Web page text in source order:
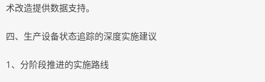
术改造提供数据支持。
四、生产设备状态追踪的深度实施建议
1、分阶段推进的实施路线